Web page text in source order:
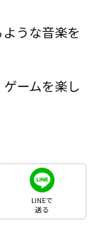
うな音楽を
ームを楽し
LINEで
送る